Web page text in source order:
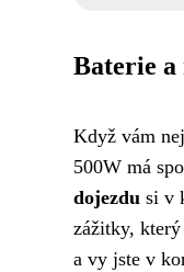
Baterie
Když vám
500W má
dojezdu si v
zážitky, který
a vy jste v